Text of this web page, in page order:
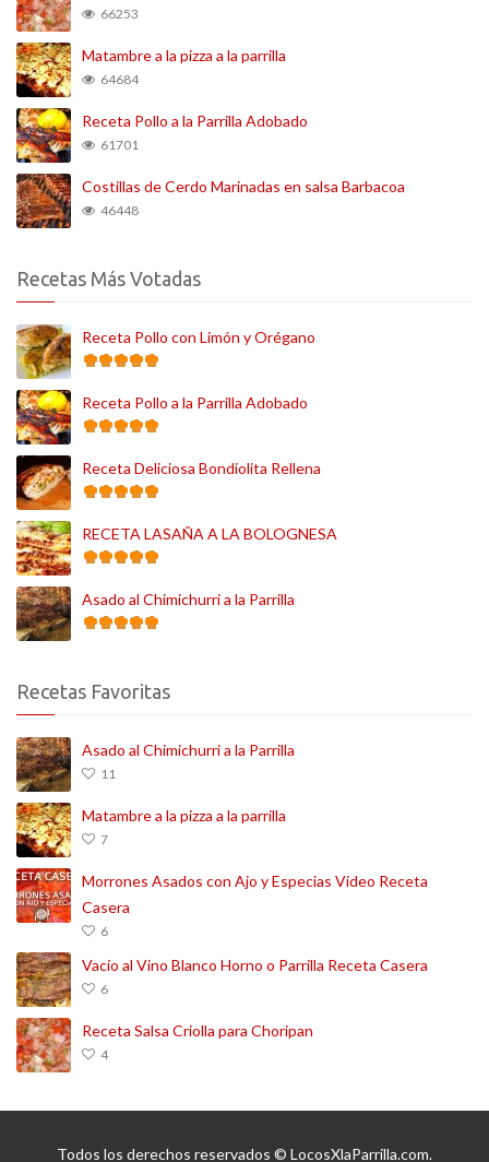
66253
Matambre a la pizza a la parrilla
64684
Receta Pollo a la Parrilla Adobado
61701
Costillas de Cerdo Marinadas en salsa Barbacoa
46448
Recetas Más Votadas
Receta Pollo con Limón y Orégano
Receta Pollo a la Parrilla Adobado
Receta Deliciosa Bondiolita Rellena
RECETA LASAÑA A LA BOLOGNESA
Asado al Chimichurri a la Parrilla
Recetas Favoritas
Asado al Chimichurri a la Parrilla
11
Matambre a la pizza a la parrilla
7
Morrones Asados con Ajo y Especias Video Receta
Casera
6
Vacío al Vino Blanco Horno o Parrilla Receta Casera
6
Receta Salsa Criolla para Choripan
4
Todos los derechos reservados © LocosXlaParrilla.com.